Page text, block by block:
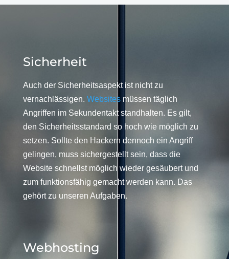
Sicherheit
Auch der Sicherheitsaspekt ist nicht zu
vernachlässigen. Websitesmüssen täglich
Angriffen im Sekundentakt standhalten. Es gilt,
den Sicherheitsstandard so hoch wie möglich zu
setzen. Sollte den Hackern dennoch ein Angriff
gelingen, muss sichergestellt sein, dass die
Website schnellst möglich wieder gesäubert und
zum funktionsfähig gemacht werden kann. Das
gehört zu unseren Aufgaben.
Webhosting